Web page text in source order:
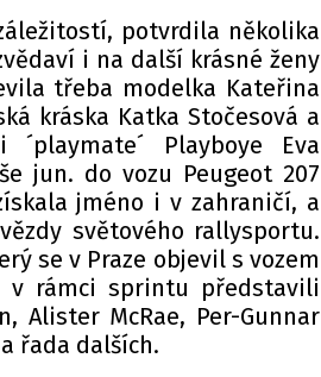
potvrdila několika
i na další krásné ženy
třeba modelka Kateřina
kráska Katka Stočesová a
Playboye Eva
jun. do vozu Peugeot 207
jméno i v zahraničí, a
světového rallysportu.
se v Praze objevil s vozem
v rámci sprintu představili
Alister McRae, Per-Gunnar
řada dalších.